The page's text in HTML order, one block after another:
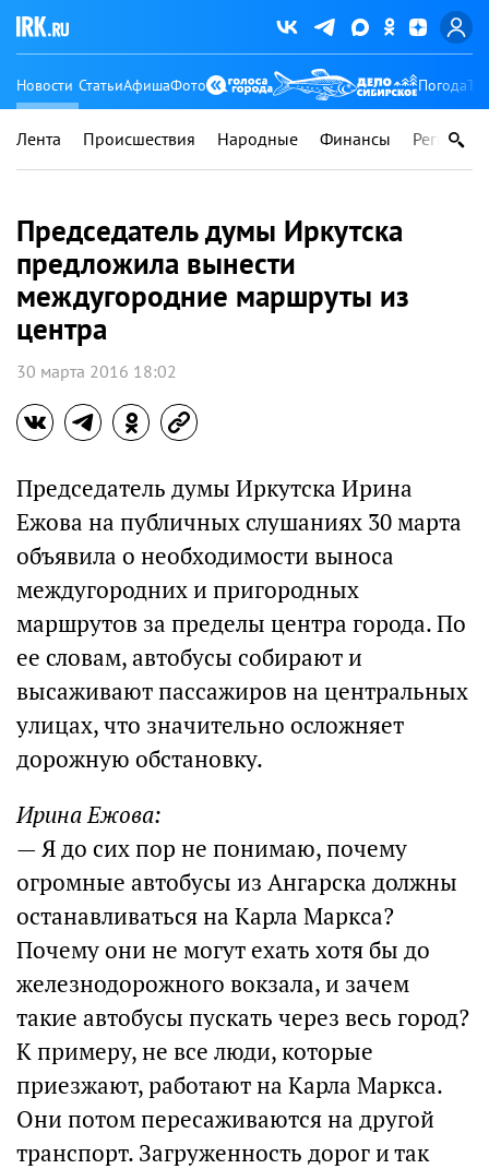
Новости СтатьиАфишаФото Погода
Лента Происшествия Народные Финансы Регионы
Председатель думы Иркутска
предложила вынести
междугородние маршруты из
центра
30 марта 2016 18:02
Председатель думы Иркутска Ирина
Ежова на публичных слушаниях 30 марта
объявила о необходимости выноса
междугородних и пригородных
маршрутов за пределы центра города. По
ее словам, автобусы собирают и
высаживают пассажиров на центральных
улицах, что значительно осложняет
дорожную обстановку.
Ирина Ежова:
— Я до сих пор не понимаю, почему
огромные автобусы из Ангарска должны
останавливаться на Карла Маркса?
Почему они не могут ехать хотя бы до
железнодорожного вокзала, и зачем
такие автобусы пускать через весь город?
К примеру, не все люди, которые
приезжают, работают на Карла Маркса.
Они потом пересаживаются на другой
транспорт. Загруженность дорог и так